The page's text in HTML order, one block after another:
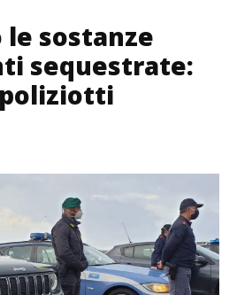
le sostanze
sequestrate: